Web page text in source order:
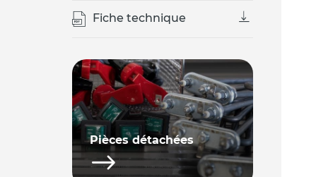
Fiche technique
Pièces détachées